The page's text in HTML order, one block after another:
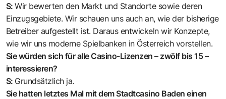
S:Wir bewerten den Markt und Standorte sowie deren
Einzugsgebiete. Wir schauen uns auch an, wie der bisherige
Betreiber aufgestellt ist. Daraus entwickeln wir Konzepte,
wie wir uns moderne Spielbanken in Österreich vorstellen.
Sie würden sich für alle Casino-Lizenzen – zwölf bis 15 –
interessieren?
S: Grundsätzlich ja.
Sie hatten letztes Mal mit dem Stadtcasino Baden einen